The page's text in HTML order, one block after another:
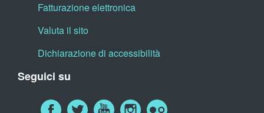
Fatturazione elettronica
Valuta il sito
Dichiarazione di accessibilità
Seguici su